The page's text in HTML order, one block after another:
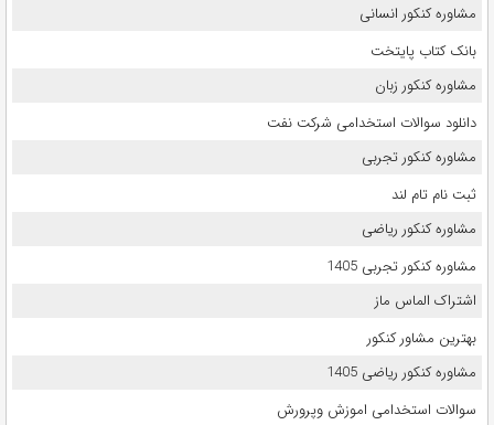
مشاوره کنکور انسانی
بانک کتاب پایتخت
مشاوره کنکور زبان
دانلود سوالات استخدامی شرکت نفت
مشاوره کنکور تجربی
ثبت نام تام لند
مشاوره کنکور ریاضی
مشاوره کنکور تجربی 1405
اشتراک الماس ماز
بهترین مشاور کنکور
مشاوره کنکور ریاضی 1405
سوالات استخدامی اموزش وپرورش